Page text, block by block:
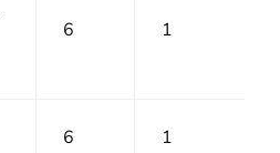
6 1
6 1